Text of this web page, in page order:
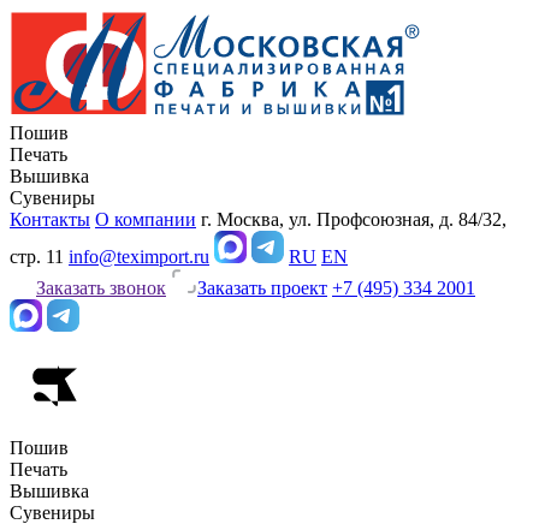
Пошив
Печать
Вышивка
Сувениры
Контакты О компании г. Москва, ул. Профсоюзная, д. 84/32,
стр. 11 info@teximport.ru RU EN
Заказать звонок
Заказать проект +7 (495) 334 2001
Пошив
Печать
Вышивка
Сувениры